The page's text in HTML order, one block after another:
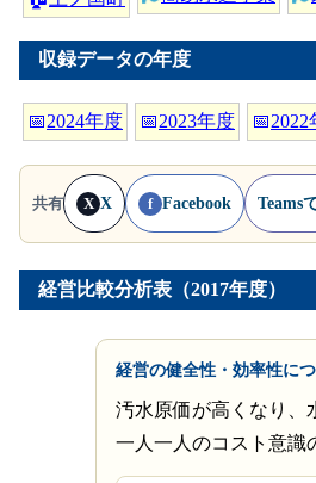
収録データの年度
📅2024年度 📅2023年度 📅2022
共有 X X f Facebook Teams
経営比較分析表（2017年度）
経営の健全性・効率性に
汚水原価が高くなり、
一人一人のコスト意識